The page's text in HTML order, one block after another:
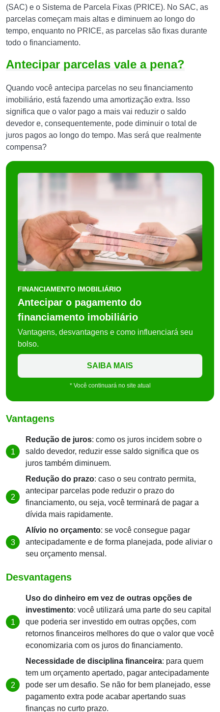
(SAC) e o Sistema de Parcela Fixas (PRICE). No SAC, as
parcelas começam mais altas e diminuem ao longo do
tempo, enquanto no PRICE, as parcelas são fixas durante
todo o financiamento.
Antecipar parcelas vale a pena?
Quando você antecipa parcelas no seu financiamento
imobiliário, está fazendo uma amortização extra. Isso
significa que o valor pago a mais vai reduzir o saldo
devedor e, consequentemente, pode diminuir o total de
juros pagos ao longo do tempo. Mas será que realmente
compensa?
FINANCIAMENTO IMOBILIÁRIO
Antecipar o pagamento do
financiamento imobiliário
Vantagens, desvantagens e como influenciará seu
bolso.
SAIBA MAIS
* Você continuará no site atual
Vantagens
Redução de juros: como os juros incidem sobre o
saldo devedor, reduzir esse saldo significa que os
juros também diminuem.
Redução do prazo: caso o seu contrato permita,
antecipar parcelas pode reduzir o prazo do
financiamento, ou seja, você terminará de pagar a
dívida mais rapidamente.
Alívio no orçamento: se você consegue pagar
antecipadamente e de forma planejada, pode aliviar o
seu orçamento mensal.
Desvantagens
Uso do dinheiro em vez de outras opções de
investimento: você utilizará uma parte do seu capital
que poderia ser investido em outras opções, com
retornos financeiros melhores do que o valor que você
economizaria com os juros do financiamento.
Necessidade de disciplina financeira: para quem
tem um orçamento apertado, pagar antecipadamente
pode ser um desafio. Se não for bem planejado, esse
pagamento extra pode acabar apertando suas
finanças no curto prazo.